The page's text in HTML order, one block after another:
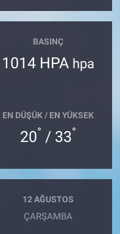
BASINÇ
1014 HPA hpa
EN DÜŞÜK / EN YÜKSEK
20° / 33°
12 AĞUSTOS
ÇARŞAMBA